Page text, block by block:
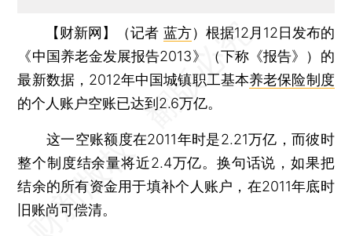
【财新网】（记者 蓝方） 根据12月12日发布的
《中国养老金发展报告2013》（下称《报告》）的
最新数据，2012年中国城镇职工基本养老保险制度
的个人账户空账已达到2.6万亿。
这一空账额度在2011年时是2.21万亿，而彼时
整个制度结余量将近2.4万亿。换句话说，如果把
结余的所有资金用于填补个人账户，在2011年底时
旧账尚可偿清。